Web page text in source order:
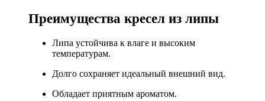
Преимущества кресел из липы
Липа устойчива к влаге и высоким
температурам.
Долго сохраняет идеальный внешний вид.
Обладает приятным ароматом.